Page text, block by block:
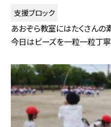
支援ブロック
あおぞら教室にはたくさんの
今日はビーズを一粒一粒丁